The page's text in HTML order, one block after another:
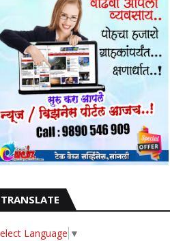
TRANSLATE
Language ▼